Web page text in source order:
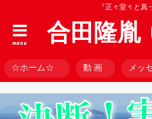
『正々堂々と真
合田隆
menu
☆ホーム☆ 動 画 メッ